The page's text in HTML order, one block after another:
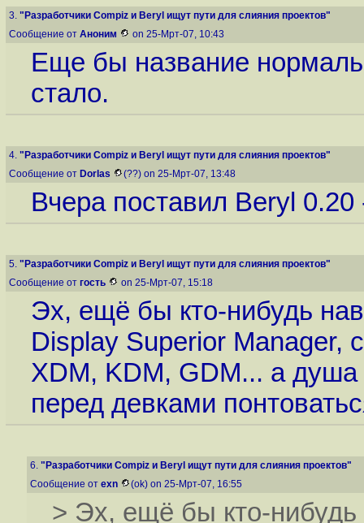
3. "Разработчики Compiz и Beryl ищут пути для слияния проектов"
Сообщение от Аноним on 25-Мрт-07, 10:43
Еще бы название
стало.
4. "Разработчики Compiz и Beryl ищут пути для слияния проектов"
Сообщение от Dorlas (??) on 25-Мрт-07, 13:48
Вчера поставил Beryl 0.20
5. "Разработчики Compiz и Beryl ищут пути для слияния проектов"
Сообщение от гость on 25-Мрт-07, 15:18
Эх, ещё бы кто-нибудь
Display Superior
XDM, KDM, GDM... а
перед девками
6. "Разработчики Compiz и Beryl ищут пути для слияния проектов"
Сообщение от exn (ok) on 25-Мрт-07, 16:55
> Эх, ещё бы кто-нибудь